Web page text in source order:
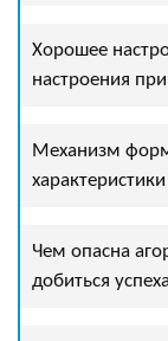
Хорошее
настроения
Механизм
Чем опасна
добиться